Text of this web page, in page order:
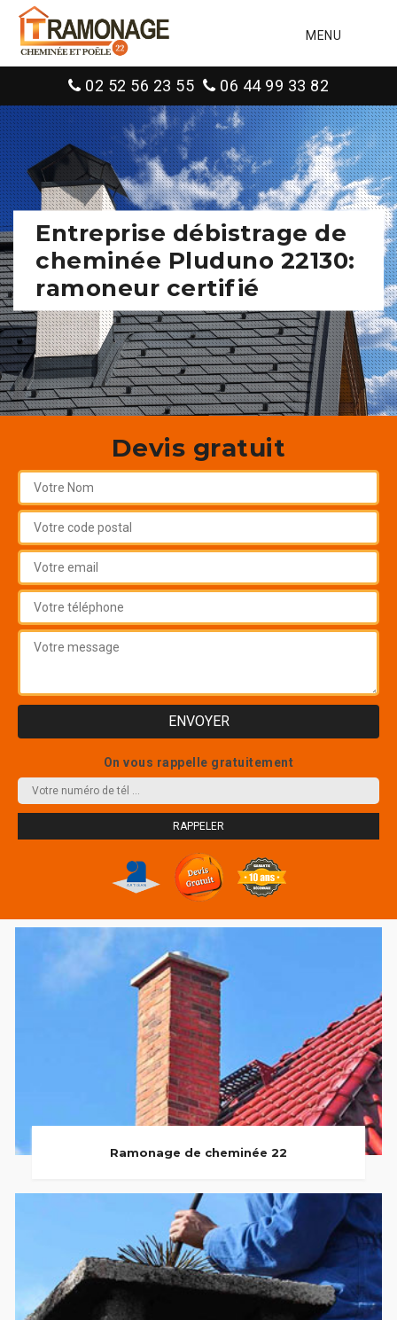
MENU
02 52 56 23 55 06 44 99 33 82
Entreprise débistrage de
cheminée Pluduno 22130:
ramoneur certifié
Devis gratuit
On vous rappelle gratuitement
Ramonage de cheminée 22